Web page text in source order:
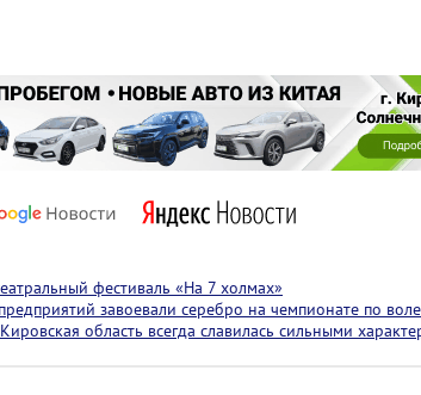
фестиваль «На 7 холмах»
завоевали серебро на чемпионате по
область всегда славилась сильными